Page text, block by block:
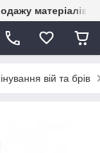
матеріалів
вій та брів